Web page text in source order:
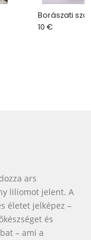
Borászati
10 €
ars
liliomot jelent. A
életet jelképez –
és
– ami a